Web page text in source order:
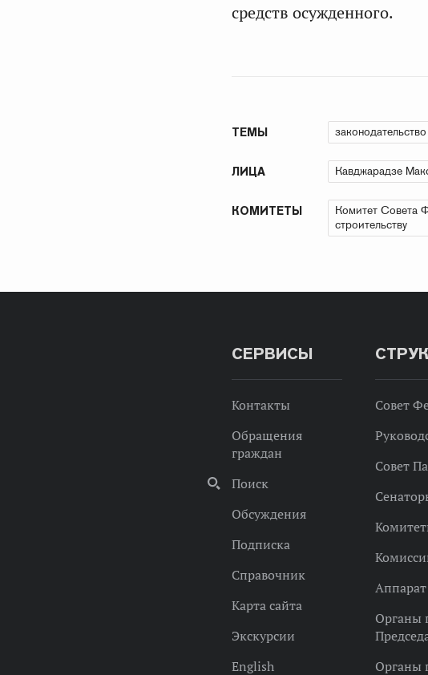
средств осужденного.
ТЕМЫ законодательство
ЛИЦА Кавджарадзе
КОМИТЕТЫ
Комитет Совета
строительству
СЕРВИСЫ
Контакты
Обращения
граждан
Поиск
Обсуждения
Подписка
Справочник
Карта сайта
Экскурсии
English
Совет
Совет
Органы
Органы